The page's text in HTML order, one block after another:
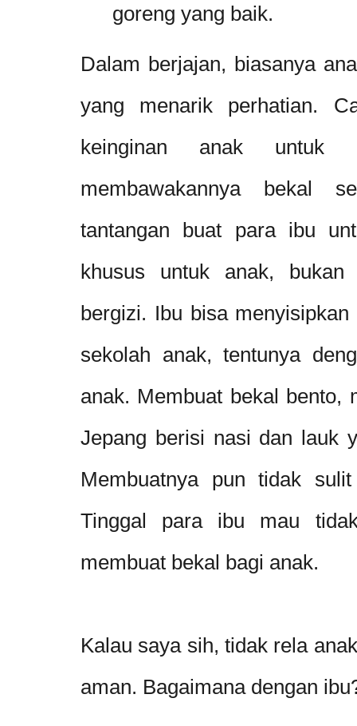
goreng yang baik.
Dalam berjajan, biasanya
yang menarik perhatian.
keinginan anak untuk
membawakannya bekal
tantangan buat para ibu
khusus untuk anak,
bergizi. Ibu bisa
sekolah anak, tentunya
anak. Membuat bekal bento,
Jepang berisi nasi dan lauk
Membuatnya pun tidak
Tinggal para ibu mau
membuat bekal bagi anak.
Kalau saya sih, tidak rela
aman. Bagaimana dengan